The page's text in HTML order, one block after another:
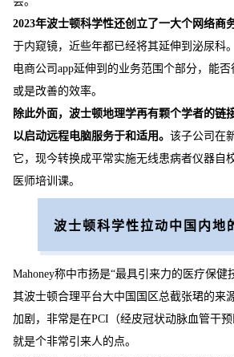
2023年波士顿科学性还创立了一大个网络商
于内窥镜，近些年都已经将其延伸到泌尿科
电商公司app延伸到的业务范围个部分，能
或是改善的效率。
除此外面，波士顿地理学再有颗个学者的链
以启动远程电脑服务于和适用。 该子公司在
它，现今转换成平常实施无线患病者仪器自
医师培训课。
波士顿科学性拉动中国内地
Mahoney称中市扬是“最具引来力的医疗保健
其波士顿合理平台大中国国区总截张珺的来
加剧，非常是在PCI（经皮冠状动脉血管干
就是个非常引来人的点。